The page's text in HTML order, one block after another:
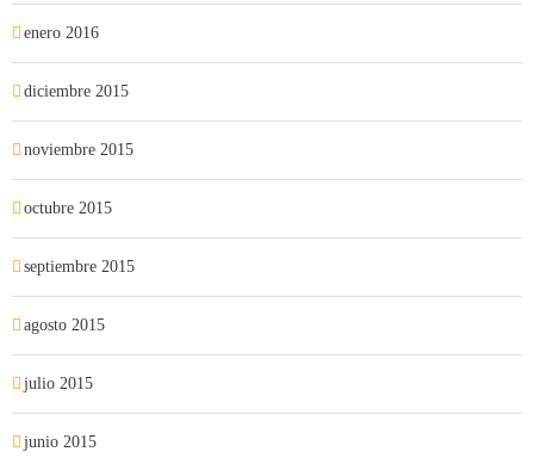
enero 2016
diciembre 2015
noviembre 2015
octubre 2015
septiembre 2015
agosto 2015
julio 2015
junio 2015